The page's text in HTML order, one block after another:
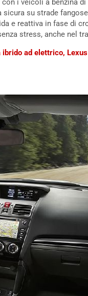
con i veicoli a benzina
su strade
e reattiva in fase di
stress, anche nel
ibrido ad elettrico,